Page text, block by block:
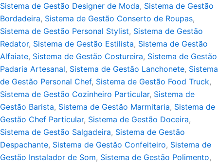
Sistema de Gestão Designer de Moda, Sistema de Gestão
Bordadeira, Sistema de Gestão Conserto de Roupas,
Sistema de Gestão Personal Stylist, Sistema de Gestão
Redator, Sistema de Gestão Estilista, Sistema de Gestão
Alfaiate, Sistema de Gestão Costureira, Sistema de Gestão
Padaria Artesanal, Sistema de Gestão Lanchonete, Sistema
de Gestão Personal Chef, Sistema de Gestão Food Truck,
Sistema de Gestão Cozinheiro Particular, Sistema de
Gestão Barista, Sistema de Gestão Marmitaria, Sistema de
Gestão Chef Particular, Sistema de Gestão Doceira,
Sistema de Gestão Salgadeira, Sistema de Gestão
Despachante, Sistema de Gestão Confeiteiro, Sistema de
Gestão Instalador de Som, Sistema de Gestão Polimento,